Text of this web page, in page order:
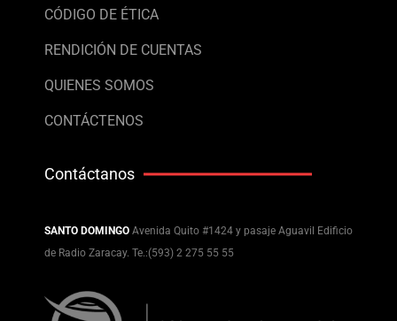
CÓDIGO DE ÉTICA
RENDICIÓN DE CUENTAS
QUIENES SOMOS
CONTÁCTENOS
Contáctanos
SANTO DOMINGO Avenida Quito #1424 y pasaje Aguavil Edificio
de Radio Zaracay. Te.:(593) 2 275 55 55